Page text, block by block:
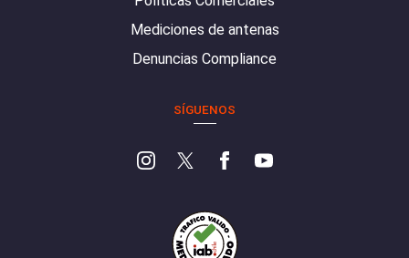
Mediciones de antenas
Denuncias Compliance
SÍGUENOS